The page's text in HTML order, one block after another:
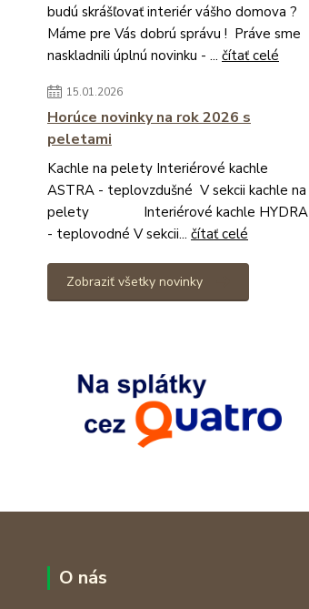
budú skrášľovať interiér vášho domova ?
Máme pre Vás dobrú správu ! Práve sme
naskladnili úplnú novinku - ... čítať celé
15.01.2026
Horúce novinky na rok 2026 s
peletami
Kachle na pelety Interiérové kachle
ASTRA - teplovzdušné V sekcii kachle na
pelety Interiérové kachle HYDRA
- teplovodné V sekcii... čítať celé
Zobraziť všetky novinky
O nás